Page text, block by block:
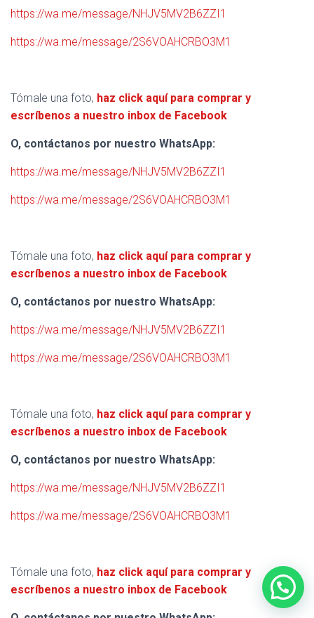
https://wa.me/message/NHJV5MV2B6ZZI1
https://wa.me/message/2S6VOAHCRBO3M1
Tómale una foto, haz click aquí para comprar y
escríbenos a nuestro inbox de Facebook
O, contáctanos por nuestro WhatsApp:
https://wa.me/message/NHJV5MV2B6ZZI1
https://wa.me/message/2S6VOAHCRBO3M1
Tómale una foto, haz click aquí para comprar y
escríbenos a nuestro inbox de Facebook
O, contáctanos por nuestro WhatsApp:
https://wa.me/message/NHJV5MV2B6ZZI1
https://wa.me/message/2S6VOAHCRBO3M1
Tómale una foto, haz click aquí para comprar y
escríbenos a nuestro inbox de Facebook
O, contáctanos por nuestro WhatsApp:
https://wa.me/message/NHJV5MV2B6ZZI1
https://wa.me/message/2S6VOAHCRBO3M1
Tómale una foto, haz click aquí para comprar y
escríbenos a nuestro inbox de Facebook